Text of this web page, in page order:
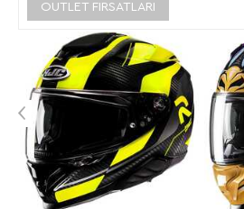
OUTLET FIRSATLARI